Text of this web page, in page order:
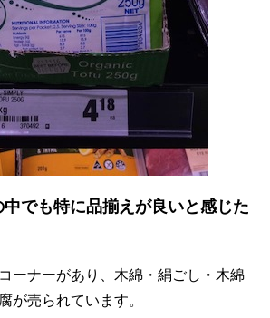
でも特に品揃えが良いと感じた
ーナーがあり、木綿・絹ごし・木綿
が売られています。